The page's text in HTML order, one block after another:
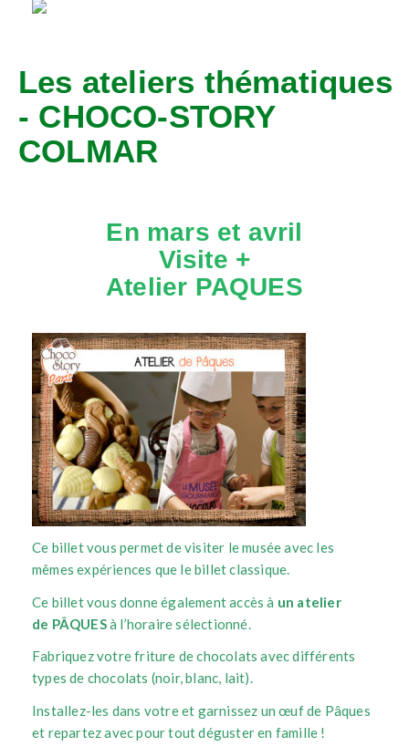
Les ateliers thématiques
- CHOCO-STORY
COLMAR
En mars et avril
Visite +
Atelier PAQUES
Ce billet vous permet de visiter le musée avec les
mêmes expériences que le billet classique.
Ce billet vous donne également accès à un atelier
de PÂQUESà l’horaire sélectionné.
Fabriquez votre friture de chocolats avec différents
types de chocolats (noir, blanc, lait).
Installez-les dans votre et garnissez un œuf de Pâques
et repartez avec pour tout déguster en famille !